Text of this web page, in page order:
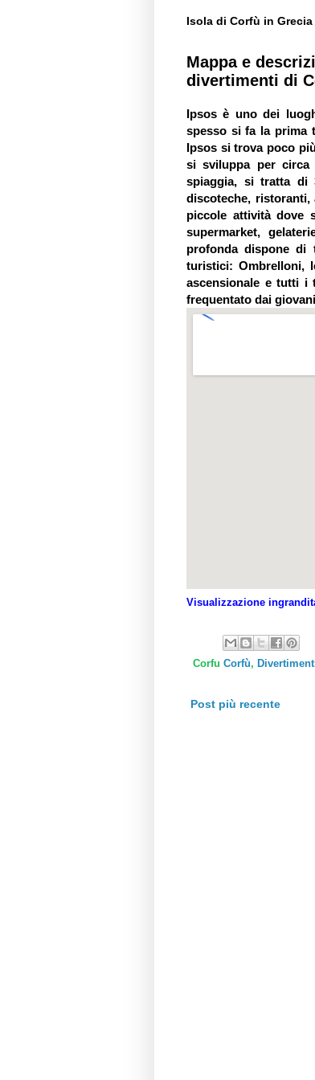
Isola di Corfù in Grecia
Mappa e
divertimenti di
Ipsos è uno dei
spesso si fa la prima
Ipsos si trova poco
si sviluppa per circa
spiaggia, si tratta di
discoteche, ristoranti,
piccole attività dove
supermarket,
profonda dispone di
turistici: Ombrelloni,
ascensionale e tutti
frequentato dai
Visualizzazione
Corfu Corfù,
Post più recente